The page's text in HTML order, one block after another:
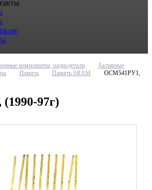
компоненты, радиодетали
Активные
Память Память SRAM
ОСМ541РУ1,
97г)